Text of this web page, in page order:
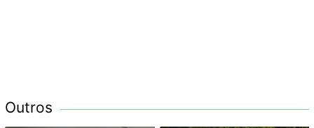
Outros